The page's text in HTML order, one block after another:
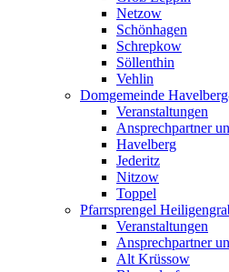
Netzow
Schönhagen
Schrepkow
Söllenthin
Vehlin
Domgemeinde
Veranstaltungen
Ansprechpartner
Havelberg
Jederitz
Nitzow
Toppel
Pfarrsprengel
Veranstaltungen
Ansprechpartner
Alt Krüssow